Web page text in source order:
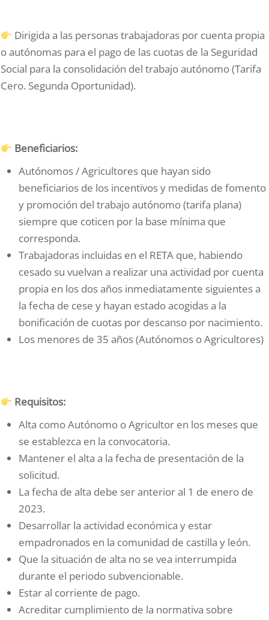
Dirigida a las personas trabajadoras por cuenta propia
o autónomas para el pago de las cuotas de la Seguridad
Social para la consolidación del trabajo autónomo (Tarifa
Cero. Segunda Oportunidad).
Beneficiarios:
Autónomos / Agricultores que hayan sido
beneficiarios de los incentivos y medidas de fomento
y promoción del trabajo autónomo (tarifa plana)
siempre que coticen por la base mínima que
corresponda.
Trabajadoras incluidas en el RETA que, habiendo
cesado su vuelvan a realizar una actividad por cuenta
propia en los dos años inmediatamente siguientes a
la fecha de cese y hayan estado acogidas a la
bonificación de cuotas por descanso por nacimiento.
Los menores de 35 años (Autónomos o Agricultores)
Requisitos:
Alta como Autónomo o Agricultor en los meses que
se establezca en la convocatoria.
Mantener el alta a la fecha de presentación de la
solicitud.
La fecha de alta debe ser anterior al 1 de enero de
2023.
Desarrollar la actividad económica y estar
empadronados en la comunidad de castilla y león.
Que la situación de alta no se vea interrumpida
durante el periodo subvencionable.
Estar al corriente de pago.
Acreditar cumplimiento de la normativa sobre